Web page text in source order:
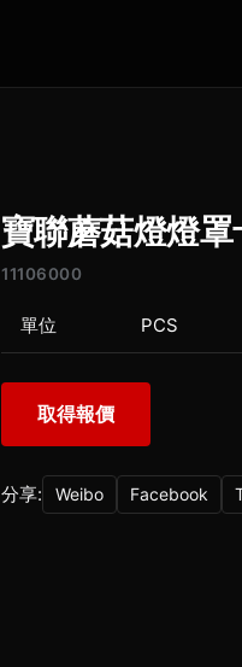
寶聯蘑菇燈燈罩
11106000
單位 PCS
取得報價
分享: Weibo Facebook